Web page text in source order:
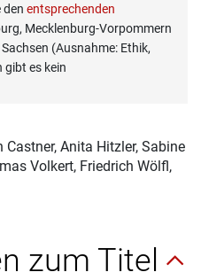
den entsprechenden
Mecklenburg-Vorpommern
(Ausnahme: Ethik,
gibt es kein
Castner, Anita Hitzler, Sabine
Volkert, Friedrich Wölfl,
zum Titel